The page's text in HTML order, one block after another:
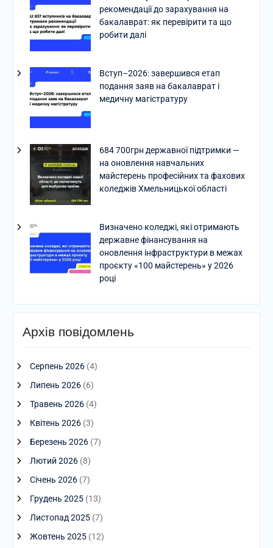
рекомендації до зарахування на
бакалаврат: як перевірити та що
робити далі
Вступ–2026: завершився етап
подання заяв на бакалаврат і
медичну магістратуру
684 700грн державної підтримки —
на оновлення навчальних
майстерень професійних та фахових
коледжів Хмельницької області
Визначено коледжі, які отримають
державне фінансування на
оновлення інфраструктури в межах
проєкту «100 майстерень» у 2026
році
Архів повідомлень
Серпень 2026(4)
Липень 2026(6)
Травень 2026(4)
Квітень 2026(3)
Березень 2026(7)
Лютий 2026(8)
Січень 2026(7)
Грудень 2025(13)
Листопад 2025(7)
Жовтень 2025(12)